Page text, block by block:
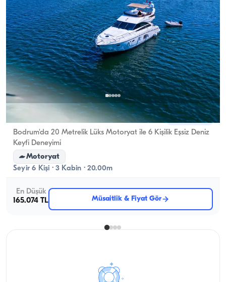
Bodrum, Muğla Yeni tekne
Bodrum'da 20 Metrelik Lüks Motoryat ile 6 Kişilik Eşsiz Deniz
Keyfi Deneyimi
Motoryat
Seyir 6 Kişi · 3 Kabin · 20.00m
En Düşük
165.074 TL
Müsaitlik & Fiyat Gör